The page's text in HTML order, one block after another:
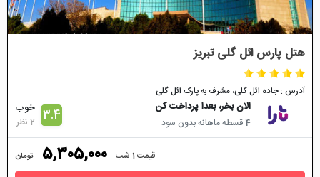
هتل پارس ائل گلی تبریز
آدرس : جاده ائل گلی، مشرف به پارک ائل گلی
الان بخر، بعدا پرداخت کن
4 قسطه ماهانه بدون سود 3.4 خوب
2 نظر
قیمت 1 شب 5,305,000 تومان